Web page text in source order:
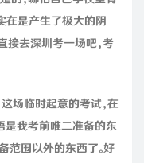
在是产生了极大的阴
去深圳考一场吧，考
场临时起意的考试，在
是我考前唯二准备的东
范围以外的东西了。好